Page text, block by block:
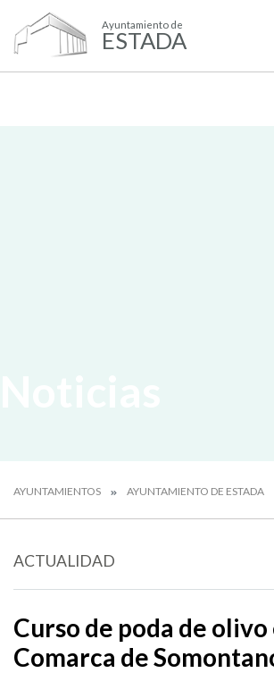
Ayuntamiento de
ESTADA
AYUNTAMIENTOS AYUNTAMIENTO DE ESTADA
ACTUALIDAD
Curso de poda de olivo
Comarca de